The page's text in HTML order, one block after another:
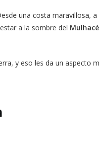
una costa
a la sombre del
y eso les da un aspecto